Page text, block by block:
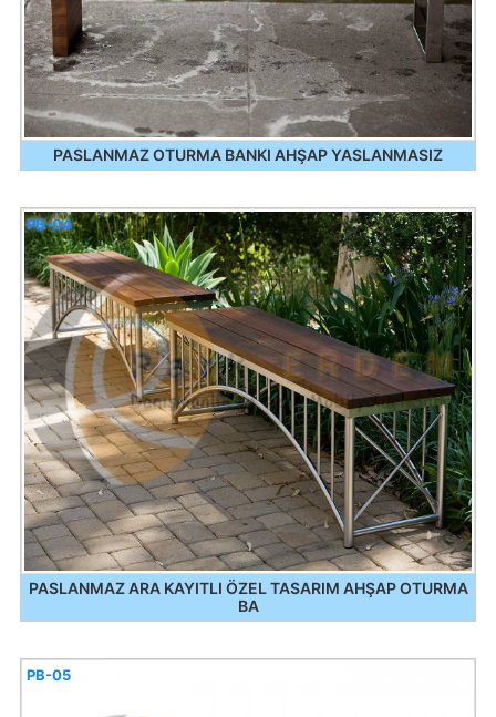
PASLANMAZ OTURMA BANKI AHŞAP YASLANMASIZ
PASLANMAZ ARA KAYITLI ÖZEL TASARIM AHŞAP OTURMA
BA
PB-04
PB-05